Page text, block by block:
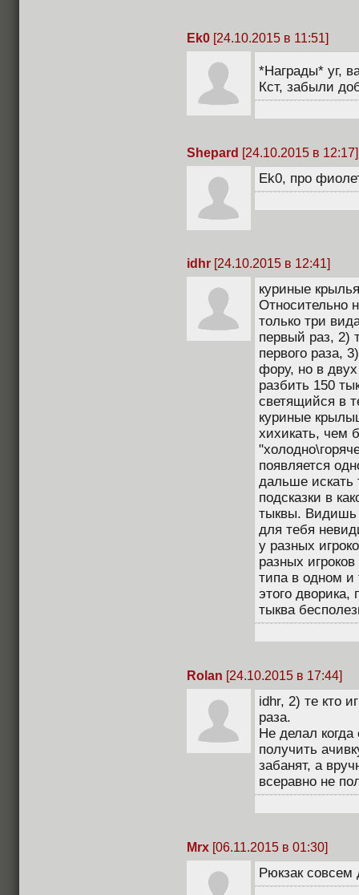
Ek0 [24.10.2015 в 11:51]
*Награды* уг,
Кст, забыли
Shepard [24.10.2015 в 12:17]
Ek0, про
idhr [24.10.2015 в 12:41]
куриные
Относительно
только три
первый раз, 2)
первого раза,
фору, но в
разбить 150
светящийся в
куриные
хихикать, чем
появляется
дальше
подсказки в
тыквы. Видишь
для тебя
у разных
разных
типа в одном и
этого дворика,
тыква
Rolan [24.10.2015 в 17:44]
idhr, 2) те кто
раза.
Не делал
получить
забанят, а
всеравно не
Mrx [06.11.2015 в 01:30]
Рюкзак совсем